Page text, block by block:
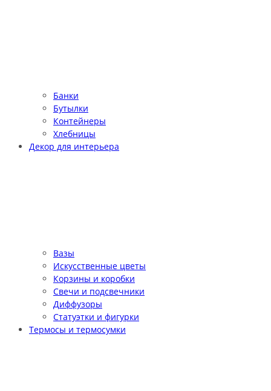
Банки
Бутылки
Контейнеры
Хлебницы
Декор для интерьера
Вазы
Искусственные цветы
Корзины и коробки
Свечи и подсвечники
Диффузоры
Статуэтки и фигурки
Термосы и термосумки